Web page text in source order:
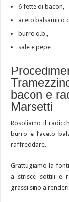
6 fette di bacon,
aceto balsamico
burro q.b.,
sale e pepe
bacon e
Marsetti
Rosoliamo il
burro e l’aceto
raffreddare.
Grattugiamo la
a strisce sottili e
grassi sino a